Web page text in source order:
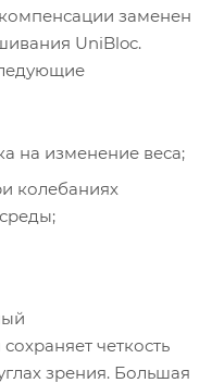
заменен
UniBloc.
на изменение веса;
колебаниях
четкость
зрения. Большая